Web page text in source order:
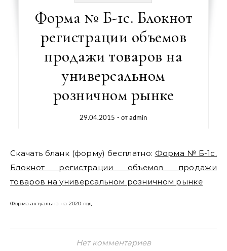
Форма № Б-1с. Блокнот
регистрации объемов
продажи товаров на
универсальном
розничном рынке
29.04.2015 - отadmin
Скачать бланк (форму) бесплатно: Форма № Б-1с.
Блокнот регистрации объемов продажи
товаров на универсальном розничном рынке
Форма актуальна на 2020 год
Нет комментариев